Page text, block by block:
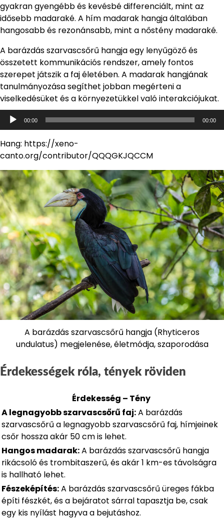
gyakran gyengébb és kevésbé differenciált, mint az
idősebb madaraké. A hím madarak hangja általában
hangosabb és rezonánsabb, mint a nőstény madaraké.
A barázdás szarvascsőrű hangja egy lenyűgöző és
összetett kommunikációs rendszer, amely fontos
szerepet játszik a faj életében. A madarak hangjának
tanulmányozása segíthet jobban megérteni a
viselkedésüket és a környezetükkel való interakciójukat.
Audió
lejátszó
00:00 00:00
Hang: https://xeno-
canto.org/contributor/QQQGKJQCCM
A barázdás szarvascsőrű hangja (Rhyticeros
undulatus) megjelenése, életmódja, szaporodása
Érdekességek róla, tények röviden
Érdekesség – Tény
A legnagyobb szarvascsőrű faj:A barázdás
szarvascsőrű a legnagyobb szarvascsőrű faj, hímjeinek
csőr hossza akár 50 cm is lehet.
Hangos madarak:A barázdás szarvascsőrű hangja
rikácsoló és trombitaszerű, és akár 1 km-es távolságra
is hallható lehet.
Fészeképítés:A barázdás szarvascsőrű üreges fákba
építi fészkét, és a bejáratot sárral tapasztja be, csak
egy kis nyílást hagyva a bejutáshoz.